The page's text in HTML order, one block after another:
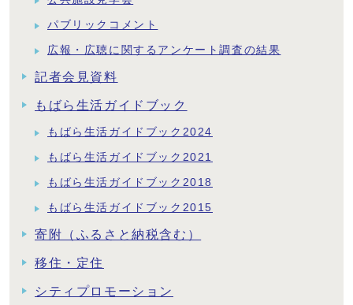
パブリックコメント
広報・広聴に関するアンケート調査の結果
記者会見資料
もばら生活ガイドブック
もばら生活ガイドブック2024
もばら生活ガイドブック2021
もばら生活ガイドブック2018
もばら生活ガイドブック2015
寄附（ふるさと納税含む）
移住・定住
シティプロモーション